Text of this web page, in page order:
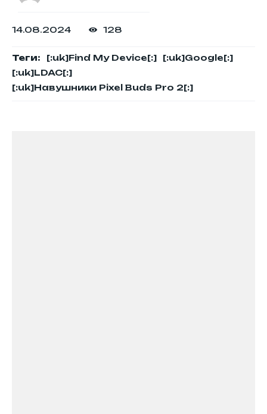
14.08.2024 128
Теги: [:uk]Find My Device[:]
[:uk]Google[:]
[:uk]LDAC[:]
[:uk]Навушники Pixel Buds Pro 2[:]